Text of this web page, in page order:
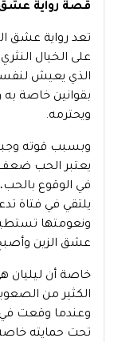
قصة رواية عشق
تعد رواية عشق
على الخيال
الذي يعيش
بقوانين خاصة
ويحترمه.
وبسبب قوته
يعتبر الحب
في الوقوع
ونعومتها
عشق الزين وأصبح
خاصة أن ليليان
الكثير من
وعندما وقعت
تحت حمايته